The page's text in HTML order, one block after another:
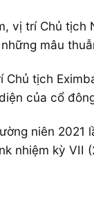
vị trí Chủ tịch
mâu
Chủ tịch
của cổ
niên 2021
nhiệm kỳ